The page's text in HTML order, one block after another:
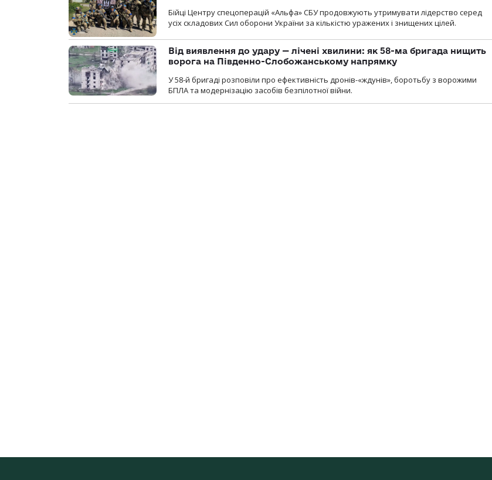
Бійці Центру спецоперацій «Альфа» СБУ продовжують утримувати лідерство серед
усіх складових Сил оборони України за кількістю уражених і знищених цілей.
Від виявлення до удару — лічені хвилини: як 58-ма бригада нищить
ворога на Південно-Слобожанському напрямку
У 58-й бригаді розповіли про ефективність дронів-«ждунів», боротьбу з ворожими
БПЛА та модернізацію засобів безпілотної війни.